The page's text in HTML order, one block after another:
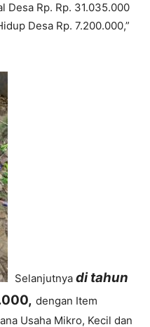
Desa Rp. Rp. 31.035.000
Desa Rp. 7.200.000,”
Selanjutnya di tahun
, dengan Item
Usaha Mikro, Kecil dan